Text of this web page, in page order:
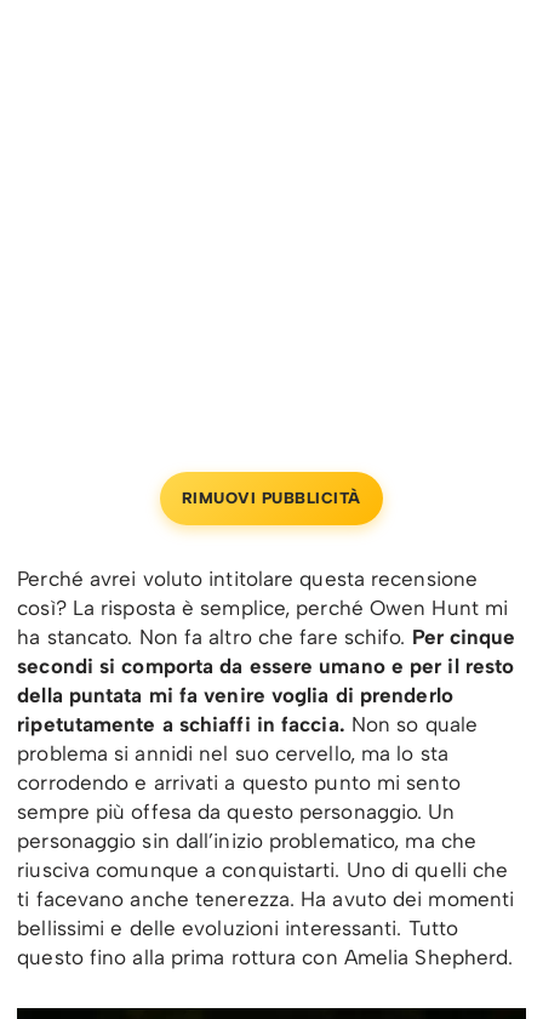
RIMUOVI PUBBLICITÀ
Perché avrei voluto intitolare questa recensione
così? La risposta è semplice, perché Owen Hunt mi
ha stancato. Non fa altro che fare schifo. Per cinque
secondi si comporta da essere umano e per il resto
della puntata mi fa venire voglia di prenderlo
ripetutamente a schiaffi in faccia. Non so quale
problema si annidi nel suo cervello, ma lo sta
corrodendo e arrivati a questo punto mi sento
sempre più offesa da questo personaggio. Un
personaggio sin dall’inizio problematico, ma che
riusciva comunque a conquistarti. Uno di quelli che
ti facevano anche tenerezza. Ha avuto dei momenti
bellissimi e delle evoluzioni interessanti. Tutto
questo fino alla prima rottura con Amelia Shepherd.